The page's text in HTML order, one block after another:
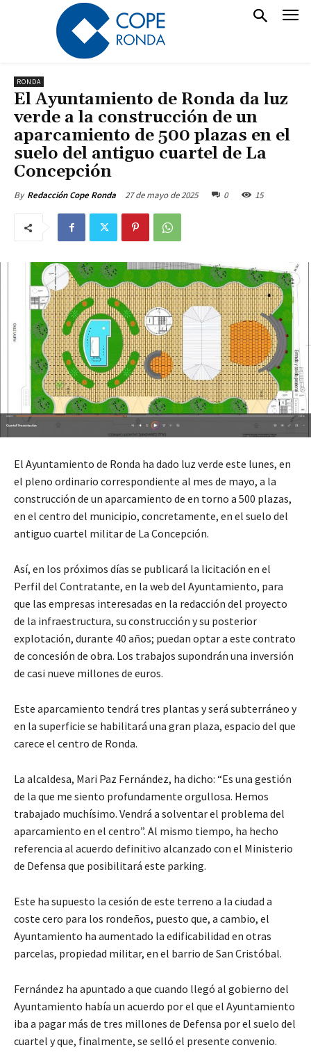
RONDA
El Ayuntamiento de Ronda da luz
verde a la construcción de un
aparcamiento de 500 plazas en el
suelo del antiguo cuartel de La
Concepción
By Redacción Cope Ronda 27 de mayo de 2025 0 15
El Ayuntamiento de Ronda ha dado luz verde este lunes, en
el pleno ordinario correspondiente al mes de mayo, a la
construcción de un aparcamiento de en torno a 500 plazas,
en el centro del municipio, concretamente, en el suelo del
antiguo cuartel militar de La Concepción.
Así, en los próximos días se publicará la licitación en el
Perfil del Contratante, en la web del Ayuntamiento, para
que las empresas interesadas en la redacción del proyecto
de la infraestructura, su construcción y su posterior
explotación, durante 40 años; puedan optar a este contrato
de concesión de obra. Los trabajos supondrán una inversión
de casi nueve millones de euros.
Este aparcamiento tendrá tres plantas y será subterráneo y
en la superficie se habilitará una gran plaza, espacio del que
carece el centro de Ronda.
La alcaldesa, Mari Paz Fernández, ha dicho: “Es una gestión
de la que me siento profundamente orgullosa. Hemos
trabajado muchísimo. Vendrá a solventar el problema del
aparcamiento en el centro”. Al mismo tiempo, ha hecho
referencia al acuerdo definitivo alcanzado con el Ministerio
de Defensa que posibilitará este parking.
Este ha supuesto la cesión de este terreno a la ciudad a
coste cero para los rondeños, puesto que, a cambio, el
Ayuntamiento ha aumentado la edificabilidad en otras
parcelas, propiedad militar, en el barrio de San Cristóbal.
Fernández ha apuntado a que cuando llegó al gobierno del
Ayuntamiento había un acuerdo por el que el Ayuntamiento
iba a pagar más de tres millones de Defensa por el suelo del
cuartel y que, finalmente, se selló el presente convenio.